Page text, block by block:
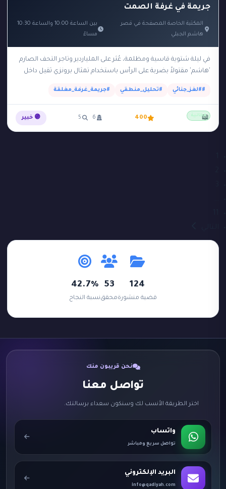
جريمة في غرفة الصمت
المكتبة الخاصة المصفحة في قصر
هاشم الجبلي
بين الساعة 10:00 والساعة 10:30
مساءً
في ليلة شتوية قاسية ومظلمة، عُثر على الملياردير وتاجر التحف الصارم
'هاشم' مقتولاً بضربة على الرأس باستخدام تمثال برونزي ثقيل داخل
##لغز_جنائي #تحليل_منطقي #جريمة_غرفة_مغلقة
مجانية 400
6
5 🟣 خبير 📖
124
قضية منشورة
53
محقق
42.7%
نسبة النجاح
نحن قريبون منك
تواصل معنا
اختر الطريقة الأنسب لك وسنكون سعداء برسالتك.
واتساب
تواصل سريع ومباشر
البريد الإلكتروني
info@qadiyah.com